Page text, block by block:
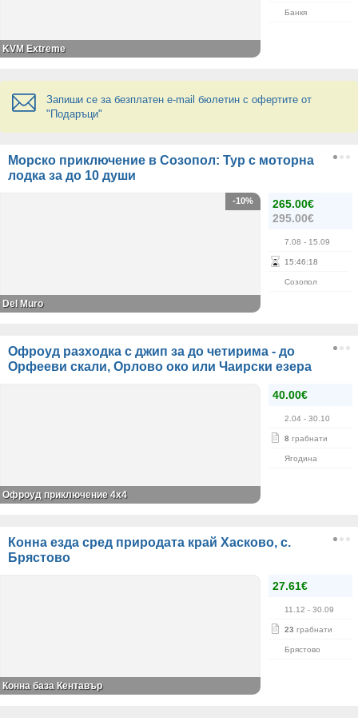
Банкя
KVM Extreme
Запиши се за безплатен e-mail бюлетин с офертите от
"Подаръци"
Морско приключение в Созопол: Тур с моторна
лодка за до 10 души
265.00€
295.00€
7.08 - 15.09
15:46:18
Созопол
-10%
Del Muro
Офроуд разходка с джип за до четирима - до
Орфееви скали, Орлово око или Чаирски езера
40.00€
2.04 - 30.10
8 грабнати
Ягодина
Офроуд приключение 4x4
Конна езда сред природата край Хасково, с.
Брястово
27.61€
11.12 - 30.09
23 грабнати
Брястово
Конна база Кентавър